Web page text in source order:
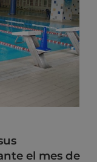
el mes de